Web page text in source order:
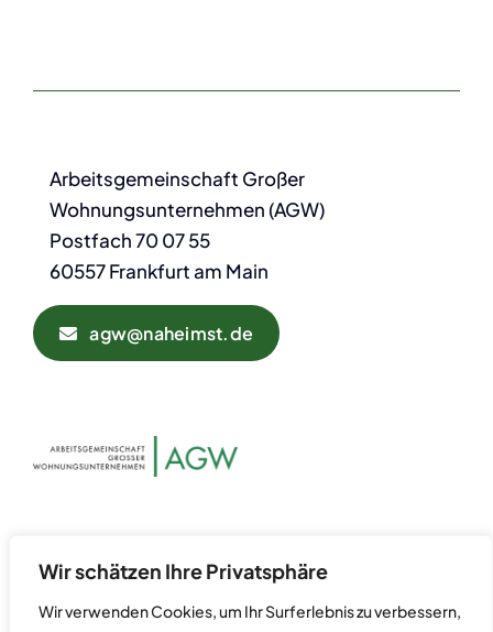
Wir schätzen Ihre Privatsphäre
Wir verwenden Cookies, um Ihr Surferlebnis zu verbessern,
Arbeitsgemeinschaft Großer
Wohnungsunternehmen (AGW)
Postfach 70 07 55
60557 Frankfurt am Main
agw@naheimst.de